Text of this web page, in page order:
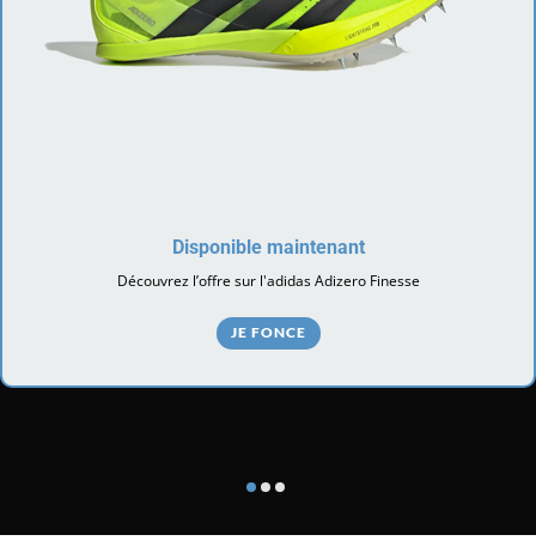
Disponible maintenant
Découvrez l’offre sur l'adidas Adizero Finesse
JE FONCE